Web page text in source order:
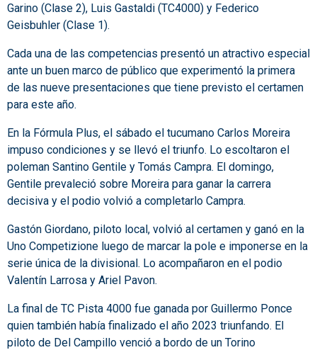
Garino (Clase 2), Luis Gastaldi (TC4000) y Federico
Geisbuhler (Clase 1).
Cada una de las competencias presentó un atractivo especial
ante un buen marco de público que experimentó la primera
de las nueve presentaciones que tiene previsto el certamen
para este año.
En la Fórmula Plus, el sábado el tucumano Carlos Moreira
impuso condiciones y se llevó el triunfo. Lo escoltaron el
poleman Santino Gentile y Tomás Campra. El domingo,
Gentile prevaleció sobre Moreira para ganar la carrera
decisiva y el podio volvió a completarlo Campra.
Gastón Giordano, piloto local, volvió al certamen y ganó en la
Uno Competizione luego de marcar la pole e imponerse en la
serie única de la divisional. Lo acompañaron en el podio
Valentín Larrosa y Ariel Pavon.
La final de TC Pista 4000 fue ganada por Guillermo Ponce
quien también había finalizado el año 2023 triunfando. El
piloto de Del Campillo venció a bordo de un Torino